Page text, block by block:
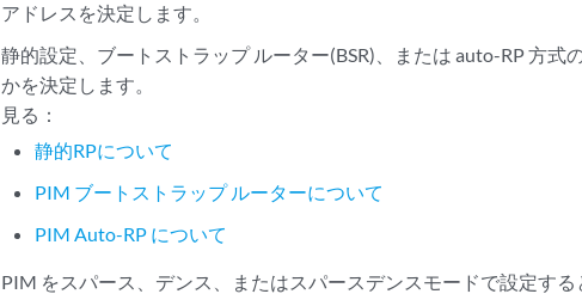
アドレスを決定します。
静的設定、ブートストラップ ルーター(BSR)、または auto-RP 方式
かを決定します。
見る：
静的RPについて
PIM ブートストラップ ルーターについて
PIM Auto-RP について
PIM をスパース、デンス、またはスパースデンスモードで設定す